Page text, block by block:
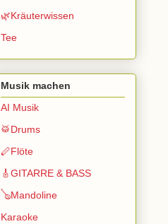
🌿Kräuterwissen
Tee
Musik machen
AI Musik
🥁Drums
🪈Flöte
🎸GITARRE & BASS
🪕Mandoline
Karaoke